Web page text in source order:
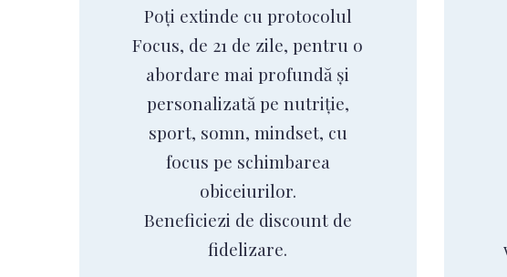
Poți extinde cu protocolul
Focus, de 21 de zile, pentru o
abordare mai profundă și
personalizată pe nutriție,
sport, somn, mindset, cu
focus pe schimbarea
obiceiurilor.
Beneficiezi de discount de
fidelizare.